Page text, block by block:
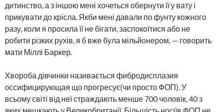
дитинство, а з іншою мені хочеться обернути її у вату і
прикувати до крісла. Якби мені давали по фунту кожного
разу, коли я просила її не бігати, заспокоїтися або не
робити різких рухів, я б вже була мільйонером, — говорить
мати Міллі Баркер.
Хвороба дівчинки називається фибродисплазия
оссифицирующая що прогресує(чи просто ФОП). У
всьому світі від неї страждають менше 700 чоловік, 40 з